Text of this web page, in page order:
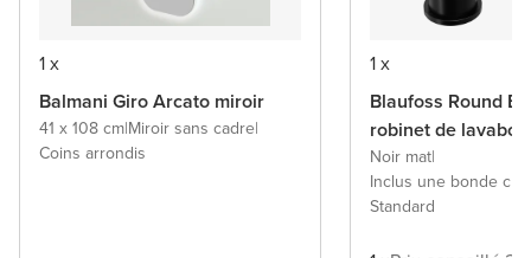
1 x
Balmani Giro Arcato miroir
41 x 108 cm|Miroir sans cadre|
Coins arrondis
1 x
Blaufoss Round
robinet de lavabo
Noir mat|
Inclus une bonde
Standard